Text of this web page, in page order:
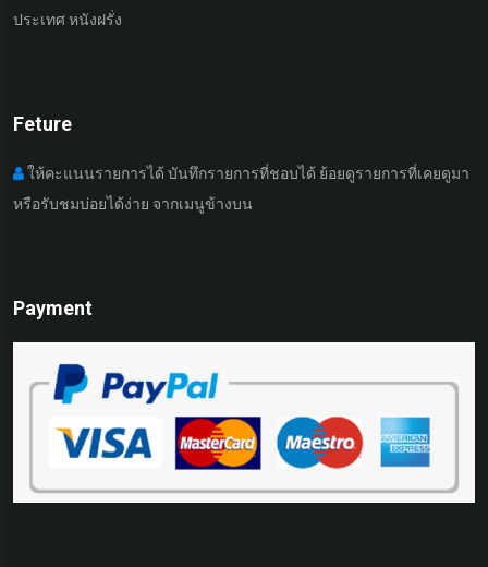
ประเทศ หนังฝรั่ง
Feture
ให้คะแนนรายการได้ บันทึกรายการที่ชอบได้ ย้อยดูรายการที่เคยดูมา
หรือรับชมบ่อยได้ง่าย จากเมนูข้างบน
Payment